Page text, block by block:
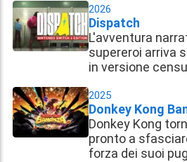
2026
Dispatch
L'avventura
supereroi arriva
in versione
2025
Donkey Kong
Donkey Kong
pronto a
forza dei suoi